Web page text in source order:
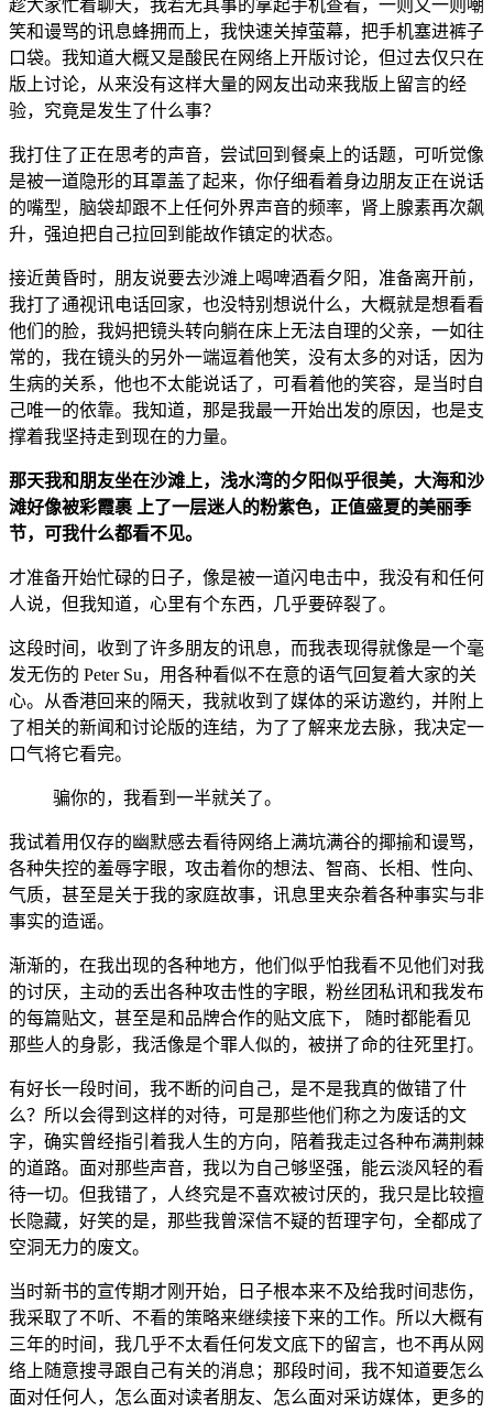
趁大家忙着聊天，我若无其事的拿起手机查看，一则又一则嘲
笑和谩骂的讯息蜂拥而上，我快速关掉萤幕，把手机塞进裤子
口袋。我知道大概又是酸民在网络上开版讨论，但过去仅只在
版上讨论，从来没有这样大量的网友出动来我版上留言的经
验，究竟是发生了什么事？
我打住了正在思考的声音，尝试回到餐桌上的话题，可听觉像
是被一道隐形的耳罩盖了起来，你仔细看着身边朋友正在说话
的嘴型，脑袋却跟不上任何外界声音的频率，肾上腺素再次飙
升，强迫把自己拉回到能故作镇定的状态。
接近黄昏时，朋友说要去沙滩上喝啤酒看夕阳，准备离开前，
我打了通视讯电话回家，也没特别想说什么，大概就是想看看
他们的脸，我妈把镜头转向躺在床上无法自理的父亲，一如往
常的，我在镜头的另外一端逗着他笑，没有太多的对话，因为
生病的关系，他也不太能说话了，可看着他的笑容，是当时自
己唯一的依靠。我知道，那是我最一开始出发的原因，也是支
撑着我坚持走到现在的力量。
那天我和朋友坐在沙滩上，浅水湾的夕阳似乎很美，大海和沙
滩好像被彩霞裹 上了一层迷人的粉紫色，正值盛夏的美丽季
节，可我什么都看不见。
才准备开始忙碌的日子，像是被一道闪电击中，我没有和任何
人说，但我知道，心里有个东西，几乎要碎裂了。
这段时间，收到了许多朋友的讯息，而我表现得就像是一个毫
发无伤的 Peter Su，用各种看似不在意的语气回复着大家的关
心。从香港回来的隔天，我就收到了媒体的采访邀约，并附上
了相关的新闻和讨论版的连结，为了了解来龙去脉，我决定一
口气将它看完。
骗你的，我看到一半就关了。
我试着用仅存的幽默感去看待网络上满坑满谷的揶揄和谩骂，
各种失控的羞辱字眼，攻击着你的想法、智商、长相、性向、
气质，甚至是关于我的家庭故事，讯息里夹杂着各种事实与非
事实的造谣。
渐渐的，在我出现的各种地方，他们似乎怕我看不见他们对我
的讨厌，主动的丢出各种攻击性的字眼，粉丝团私讯和我发布
的每篇贴文，甚至是和品牌合作的贴文底下， 随时都能看见
那些人的身影，我活像是个罪人似的，被拼了命的往死里打。
有好长一段时间，我不断的问自己，是不是我真的做错了什
么？所以会得到这样的对待，可是那些他们称之为废话的文
字，确实曾经指引着我人生的方向，陪着我走过各种布满荆棘
的道路。面对那些声音，我以为自己够坚强，能云淡风轻的看
待一切。但我错了，人终究是不喜欢被讨厌的，我只是比较擅
长隐藏，好笑的是，那些我曾深信不疑的哲理字句，全都成了
空洞无力的废文。
当时新书的宣传期才刚开始，日子根本来不及给我时间悲伤，
我采取了不听、不看的策略来继续接下来的工作。所以大概有
三年的时间，我几乎不太看任何发文底下的留言，也不再从网
络上随意搜寻跟自己有关的消息；那段时间，我不知道要怎么
面对任何人，怎么面对读者朋友、怎么面对采访媒体，更多的